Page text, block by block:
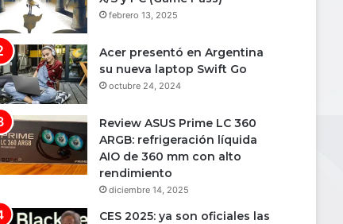
febrero 13, 2025
Acer presentó en Argentina
su nueva laptop Swift Go
octubre 24, 2024
Review ASUS Prime LC 360
ARGB: refrigeración líquida
AIO de 360 mm con alto
rendimiento
diciembre 14, 2025
CES 2025: ya son oficiales las